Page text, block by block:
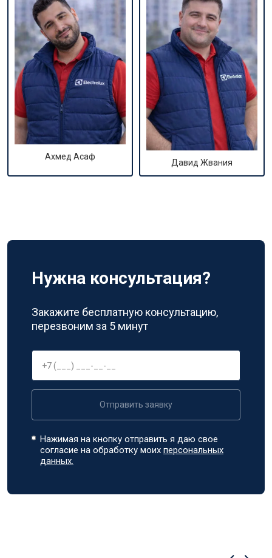
Ахмед Асаф
Давид Жвания
Нужна консультация?
Закажите бесплатную консультацию,
перезвоним за 5 минут
Отправить заявку
Нажимая на кнопку отправить я даю свое
согласие на обработку моихперсональных
данных.